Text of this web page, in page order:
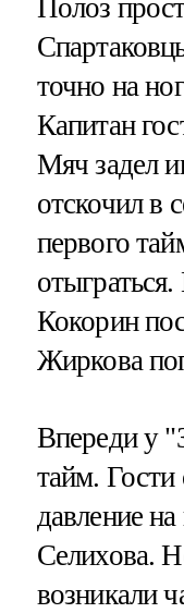
Полоз
точно на
Капитан
Мяч задел
отскочил в
первого
Кокорин
Жиркова
Впереди у
тайм. Гости
давление
Селихова.
возникали